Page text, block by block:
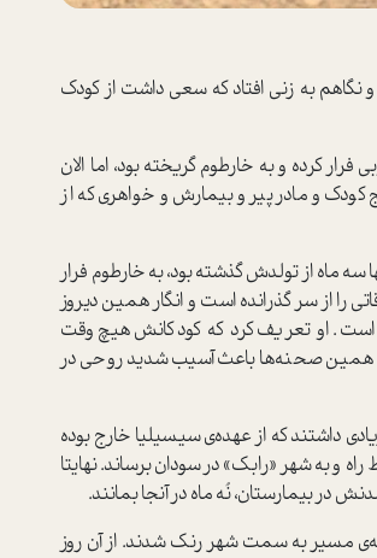
نگاهم به زنی افتاد که سعی داشت از کودک
داخلی سال‌های 2013/ 2014 از سودان جنوبی فرار کرده و به خارطوم گریخته بود، اما الان
کودک و مادر پیر و بیمارش و خواهری که از
ماه از تولدش گذشته بود، به خارطوم فرار
را از سر گذرانده است و انگار همین دیروز
است. او تعریف کرد که کودکانش هیچ‌وقت
همین صحنه‌ها باعث آسیب شدید روحی در
داشتند که از عهده‌ی سیسیلیا خارج بوده
و به شهر «رابک» در سودان برساند. نهایتا
در بیمارستان، نُه ماه در آنجا بمانند.
به ادامه‌ی مسیر به سمت شهر رنک شدند. از آن روز